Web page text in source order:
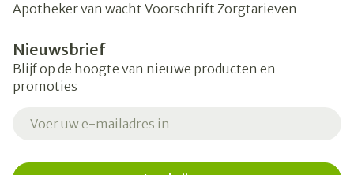
Apotheker van wacht Voorschrift Zorgtarieven
Nieuwsbrief
Blijf op de hoogte van nieuwe producten en
promoties